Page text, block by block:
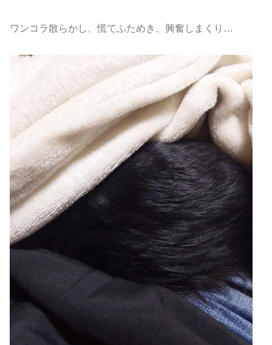
ワンコラ散らかし、慌てふためき、興奮しまくり…